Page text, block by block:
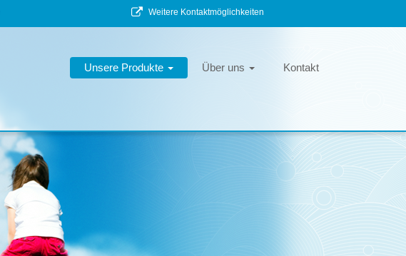
Weitere Kontaktmöglichkeiten
Unsere Produkte Über uns Kontakt